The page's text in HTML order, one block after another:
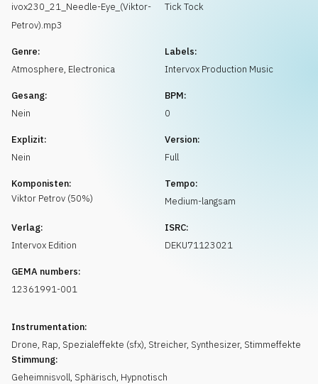
Lizenzen
Info
ivox230_21_Needle-Eye_(Viktor-
Petrov).mp3
Tick Tock
Genre:
Atmosphere, Electronica
Labels:
Intervox Production Music
Gesang:
Nein
BPM:
0
Explizit:
Nein
Version:
Full
Komponisten:
Viktor Petrov (50%)
Tempo:
Medium-langsam
Verlag:
Intervox Edition
ISRC:
DEKU71123021
GEMA numbers:
12361991-001
Instrumentation:
Drone, Rap, Spezialeffekte (sfx), Streicher, Synthesizer, Stimmeffekte
Stimmung:
Geheimnisvoll, Sphärisch, Hypnotisch